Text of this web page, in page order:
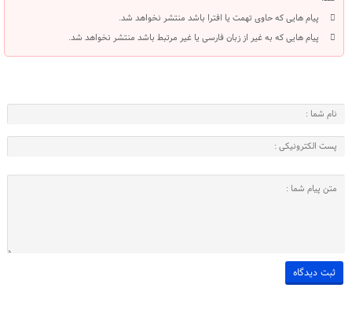
پیام هایی که حاوی تهمت یا افترا باشد منتشر نخواهد شد.
پیام هایی که به غیر از زبان فارسی یا غیر مرتبط باشد منتشر نخواهد شد.